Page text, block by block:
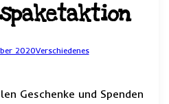
2020Verschiedenes
Geschenke und Spenden